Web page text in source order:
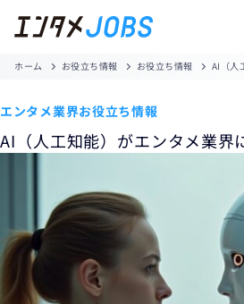
ホーム お役立ち情報 お役立ち情報 AI（人工
エンタメ業界お役立ち情報
AI（人工知能）がエンタメ業界